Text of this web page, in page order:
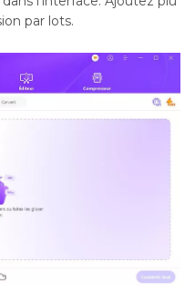
par lots.